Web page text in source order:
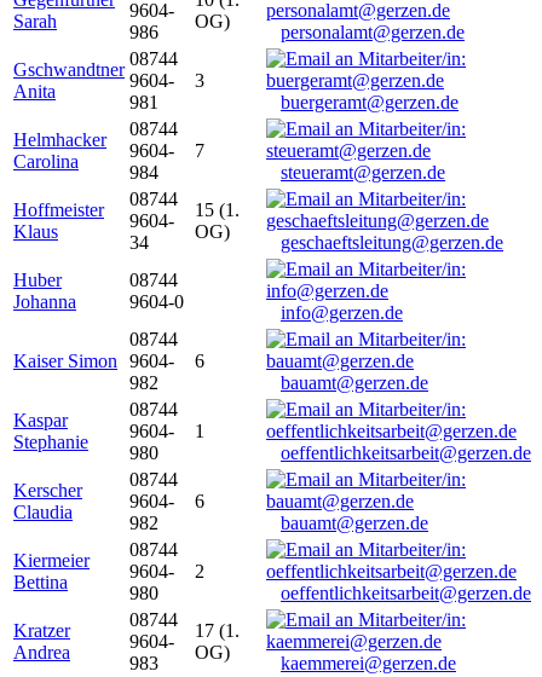
Sarah
9604-
986
OG)
personalamt@gerzen.de
Gschwandtner
Anita
08744
9604-
981
3
buergeramt@gerzen.de
Helmhacker
Carolina
08744
9604-
984
7
steueramt@gerzen.de
Hoffmeister
Klaus
08744
9604-
34
15 (1.
OG)
geschaeftsleitung@gerzen.de
Huber
Johanna
08744
9604-0
info@gerzen.de
Kaiser Simon
08744
9604-
982
6
bauamt@gerzen.de
Kaspar
Stephanie
08744
9604-
980
1
oeffentlichkeitsarbeit@gerzen.de
Kerscher
Claudia
08744
9604-
982
6
bauamt@gerzen.de
Kiermeier
Bettina
08744
9604-
980
2
oeffentlichkeitsarbeit@gerzen.de
Kratzer
Andrea
08744
9604-
983
17 (1.
OG)
kaemmerei@gerzen.de